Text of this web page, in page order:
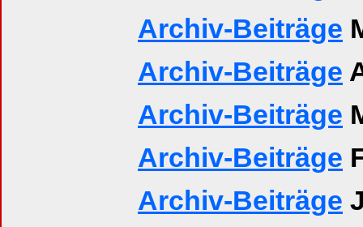
Archiv-Beiträge
Archiv-Beiträge
Archiv-Beiträge
Archiv-Beiträge
Archiv-Beiträge